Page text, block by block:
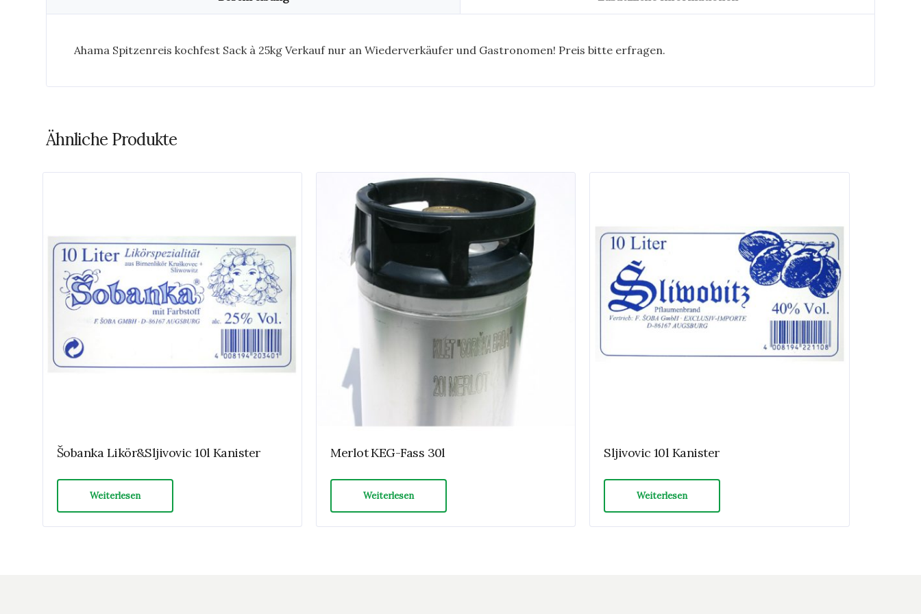
Ahama Spitzenreis kochfest Sack à 25kg Verkauf nur an Wiederverkäufer und Gastronomen! Preis bitte erfragen.
Ähnliche Produkte
Šobanka Likör&Sljivovic 10l Kanister
Weiterlesen
Merlot KEG-Fass 30l
Weiterlesen
Sljivovic 10l Kanister
Weiterlesen